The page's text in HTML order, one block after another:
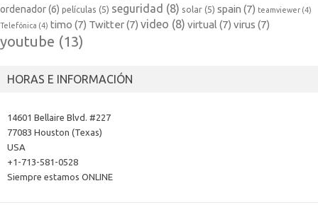
ordenador(6) películas (5) seguridad (8) solar (5) spain (7) teamviewer (4)
Telefónica (4) timo (7) Twitter(7) video (8) virtual (7) virus (7)
youtube (13)
HORAS E INFORMACIÓN
14601 Bellaire Blvd. #227
77083 Houston (Texas)
USA
+1-713-581-0528
Siempre estamos ONLINE